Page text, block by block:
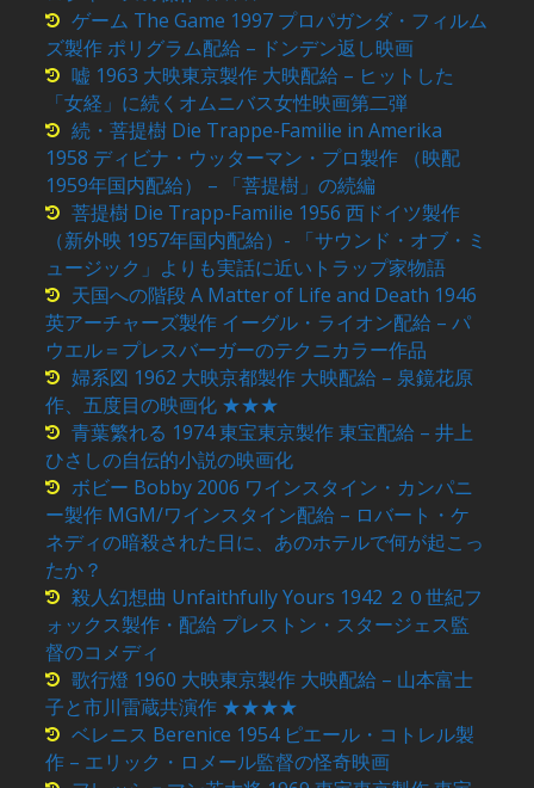
ゲーム The Game 1997 プロパガンダ・フィルム
ズ製作 ポリグラム配給 – ドンデン返し映画
嘘 1963 大映東京製作 大映配給 – ヒットした
「女経」に続くオムニバス女性映画第二弾
続・菩提樹 Die Trappe-Familie in Amerika
1958 ディビナ・ウッターマン・プロ製作 （映配
1959年国内配給） – 「菩提樹」の続編
菩提樹 Die Trapp-Familie 1956 西ドイツ製作
（新外映 1957年国内配給）- 「サウンド・オブ・ミ
ュージック」よりも実話に近いトラップ家物語
天国への階段 A Matter of Life and Death 1946
英アーチャーズ製作 イーグル・ライオン配給 – パ
ウエル＝プレスバーガーのテクニカラー作品
婦系図 1962 大映京都製作 大映配給 – 泉鏡花原
作、五度目の映画化 ★★★
青葉繁れる 1974 東宝東京製作 東宝配給 – 井上
ひさしの自伝的小説の映画化
ボビー Bobby 2006 ワインスタイン・カンパニ
ー製作 MGM/ワインスタイン配給 – ロバート・ケ
ネディの暗殺された日に、あのホテルで何が起こっ
たか？
殺人幻想曲 Unfaithfully Yours 1942 ２０世紀フ
ォックス製作・配給 プレストン・スタージェス監
督のコメディ
歌行燈 1960 大映東京製作 大映配給 – 山本富士
子と市川雷蔵共演作 ★★★★
ベレニス Berenice 1954 ピエール・コトレル製
作 – エリック・ロメール監督の怪奇映画